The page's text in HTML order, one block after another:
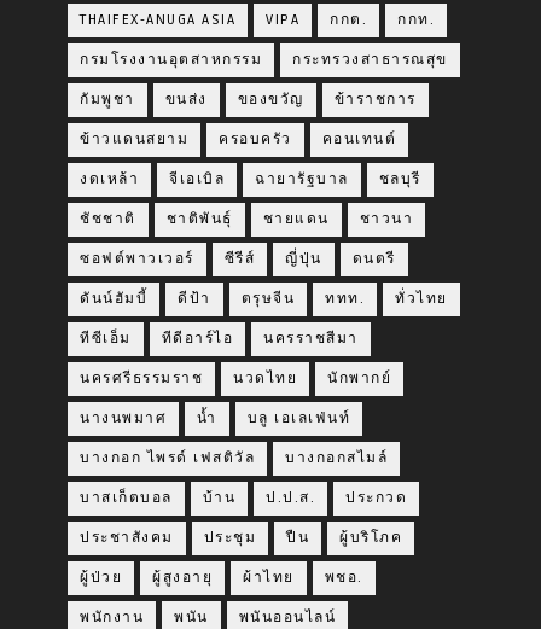
THAIFEX-ANUGA ASIA VIPA กกต. กกท.
กรมโรงงานอุตสาหกรรม กระทรวงสาธารณสุข
กัมพูชา ขนส่ง ของขวัญ ข้าราชการ
ข้าวแดนสยาม ครอบครัว คอนเทนต์
งดเหล้า จีเอเบิล ฉายารัฐบาล ชลบุรี
ชัชชาติ ชาติพันธุ์ ชายแดน ชาวนา
ซอฟต์พาวเวอร์ ซีรีส์ ญี่ปุ่น ดนตรี
ดันน์ฮัมบี้ ดีป้า ตรุษจีน ททท. ทั่วไทย
ทีซีเอ็ม ทีดีอาร์ไอ นครราชสีมา
นครศรีธรรมราช นวดไทย นักพากย์
นางนพมาศ น้ำ บลู เอเลเฟ่นท์
บางกอก ไพรด์ เฟสติวัล บางกอกสไมล์
บาสเก็ตบอล บ้าน ป.ป.ส. ประกวด
ประชาสังคม ประชุม ปืน ผู้บริโภค
ผู้ป่วย ผู้สูงอายุ ผ้าไทย พชอ.
พนักงาน พนัน พนันออนไลน์